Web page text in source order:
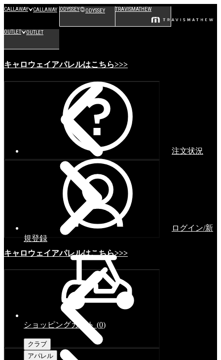
CALLAWAY CALLAWAY ODYSSEY ODYSSEY TRAVISMATHEW
OUTLET OUTLET
キャロウェイアパレルはこちら>>>
キャロウェイアパレルはこちら>>>
注文状況
ログイン/新
規登録
ショッピングカート (0)
クラブ
アパレル